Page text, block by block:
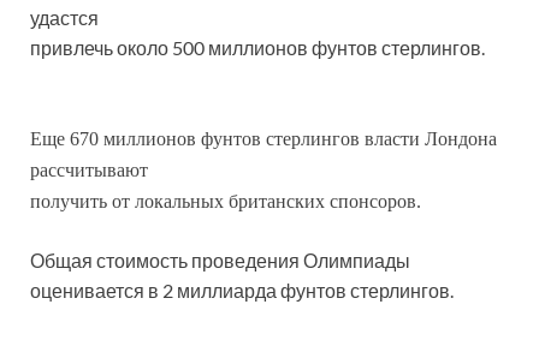
удастся
привлечь около 500 миллионов фунтов стерлингов.
Еще 670 миллионов фунтов стерлингов власти Лондона
рассчитывают
получить от локальных британских спонсоров.
Общая стоимость проведения Олимпиады
оценивается в 2 миллиарда фунтов стерлингов.